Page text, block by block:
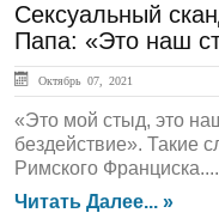
Сексуальный
Папа: «Это наш
Октябрь 07, 2021
«Это мой стыд, это
бездействие». Такие
Римского Франциска....
Читать Далее... »